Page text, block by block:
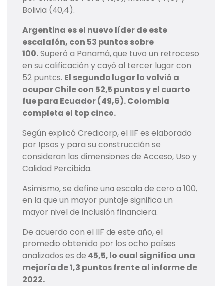
Bolivia (40,4).
Argentina es el nuevo líder de este
escalafón, con 53 puntos sobre
100.Superó a Panamá, que tuvo un retroceso
en su calificación y cayó al tercer lugar con
52 puntos. El segundo lugar lo volvió a
ocupar Chile con 52,5 puntos y el cuarto
fue para Ecuador (49,6). Colombia
completa el top cinco.
Según explicó Credicorp, el IIF es elaborado
por Ipsos y para su construcción se
consideran las dimensiones de Acceso, Uso y
Calidad Percibida.
Asimismo, se define una escala de cero a 100,
en la que un mayor puntaje significa un
mayor nivel de inclusión financiera.
De acuerdo con el IIF de este año, el
promedio obtenido por los ocho países
analizados es de 45,5, lo cual significa una
mejoría de 1,3 puntos frente al informe de
2022.